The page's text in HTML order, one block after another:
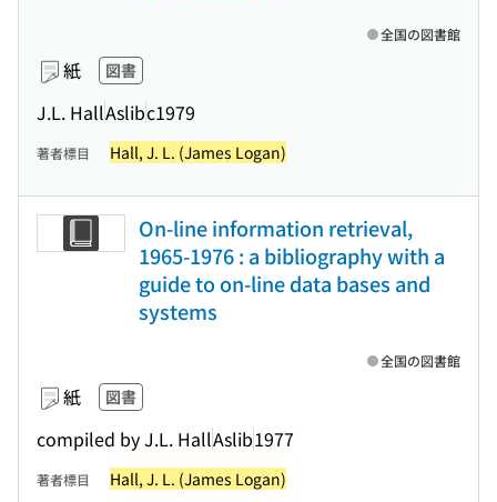
紙 図書
J.L. HallAslibc1979
全国の図書館
著者標目 Hall, J. L. (James Logan)
On-line information retrieval,
1965-1976 : a bibliography with a
guide to on-line data bases and
systems
紙 図書
compiled by J.L. HallAslib1977
全国の図書館
著者標目 Hall, J. L. (James Logan)